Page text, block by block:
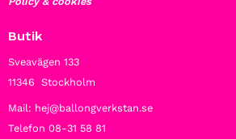
Butik
Sveavägen 133
11346 Stockholm
Mail: hej@ballongverkstan.se
Telefon 08-31 58 81